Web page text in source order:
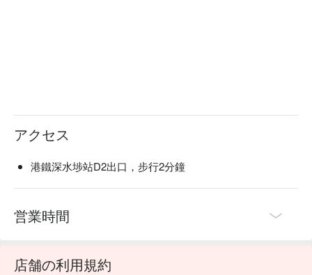
アクセス
港鐵深水埗站D2出口，步行2分鐘
営業時間
店舗の利用規約